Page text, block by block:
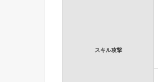
スキル攻撃